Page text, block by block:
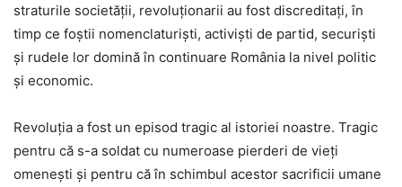
straturile societății, revoluționarii au fost discreditați, în
timp ce foștii nomenclaturiști, activiști de partid, securiști
și rudele lor domină în continuare România la nivel politic
și economic.
Revoluția a fost un episod tragic al istoriei noastre. Tragic
pentru că s-a soldat cu numeroase pierderi de vieți
omenești și pentru că în schimbul acestor sacrificii umane